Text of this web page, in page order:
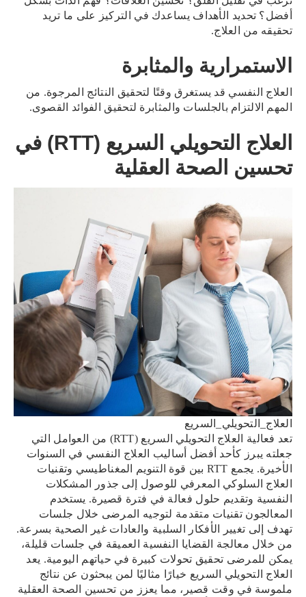
أفضل؟ تحديد الأهداف يساعدك في التركيز على ما تريد
تحقيقه من العلاج.
الاستمرارية والمثابرة
العلاج النفسي قد يستغرق وقتًا لتحقيق النتائج المرجوة. من
المهم الالتزام بالجلسات والمثابرة لتحقيق الفوائد القصوى.
العلاج التحويلي السريع (RTT) في
تحسين الصحة العقلية
العلاج_التحويلي_السريع
تعد فعالية العلاج التحويلي السريع (RTT) من العوامل التي
جعلته يبرز كأحد أفضل أساليب العلاج النفسي في السنوات
الأخيرة. يجمع RTT بين قوة التنويم المغناطيسي وتقنيات
العلاج السلوكي المعرفي للوصول إلى جذور المشكلات
النفسية وتقديم حلول فعالة في فترة قصيرة. يستخدم
المعالجون تقنيات متقدمة لتوجيه المرضى خلال جلسات
تهدف إلى تغيير الأفكار السلبية والعادات غير الصحية بسرعة.
من خلال معالجة القضايا النفسية العميقة في جلسات قليلة،
يمكن للمرضى تحقيق تحولات كبيرة في حياتهم اليومية. يعد
العلاج التحويلي السريع خيارًا مثاليًا لمن يبحثون عن نتائج
ملموسة في وقت قصير، مما يعزز من تحسين الصحة العقلية